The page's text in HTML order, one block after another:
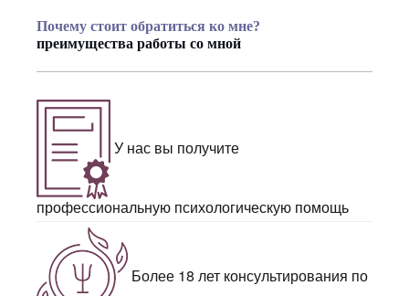
Почему стоит обратиться ко мне?
преимущества работы со мной
У нас вы получите
профессиональную психологическую помощь
Более 18 лет консультирования по